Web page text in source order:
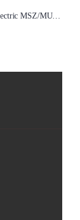
Mitsubishi Electric MSZ/MUZ-AP42VGK Κλιματιστικό Inverter 14000 BTU A++/A++ New Model 2024